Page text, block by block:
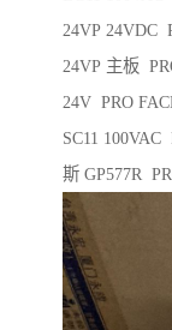
24VP 24VDC
24VP 主板
24V PRO
SC11
斯 GP577R